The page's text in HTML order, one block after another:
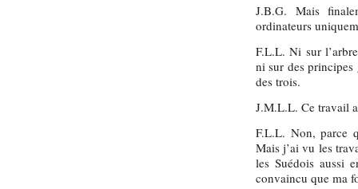
J.B.G. Mais
ordinateurs
F.L.L. Ni sur
ni sur des principes
des trois.
J.M.L.L. Ce travail
F.L.L. Non, parce
Mais j’ai vu les
les Suédois aussi
convaincu que ma